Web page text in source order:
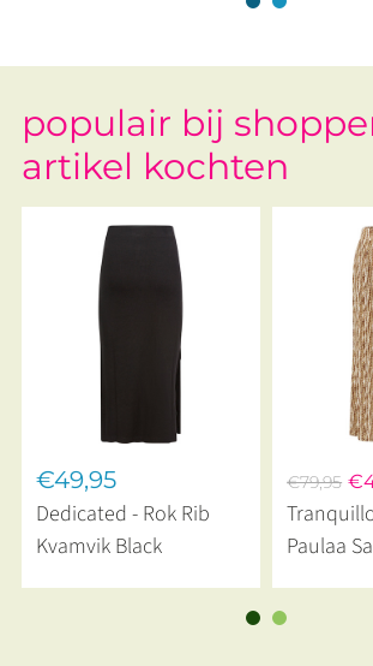
populair bij
artikel kochten
€49,95
Dedicated - Rok Rib
Kvamvik Black
€79,95
Paulaa